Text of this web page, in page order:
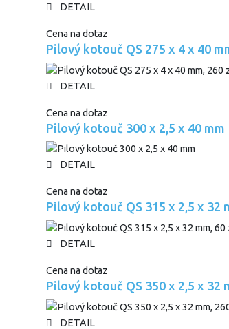
DETAIL
Cena na dotaz
Pilový kotouč QS 275 x 4 x 40
DETAIL
Cena na dotaz
Pilový kotouč 300 x 2,5 x 40 mm
DETAIL
Cena na dotaz
Pilový kotouč QS 315 x 2,5 x 32
DETAIL
Cena na dotaz
Pilový kotouč QS 350 x 2,5 x 32
DETAIL